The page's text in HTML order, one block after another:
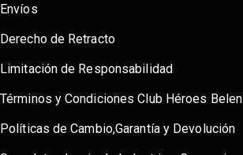
Envíos
Derecho de Retracto
Limitación de Responsabilidad
Términos y Condiciones Club Héroes Belen
Políticas de Cambio,Garantía y Devolución